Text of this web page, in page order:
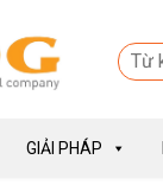
GIẢI PHÁP